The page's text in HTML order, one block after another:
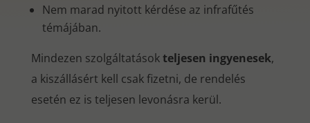
Nem marad nyitott kérdése az infrafűtés
témájában.
Mindezen szolgáltatásokteljesen ingyenesek,
a kiszállásért kell csak fizetni, de rendelés
esetén ez is teljesen levonásra kerül.